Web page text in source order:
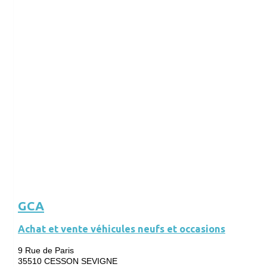
GCA
Achat et vente véhicules neufs et occasions
9 Rue de Paris
35510 CESSON SEVIGNE